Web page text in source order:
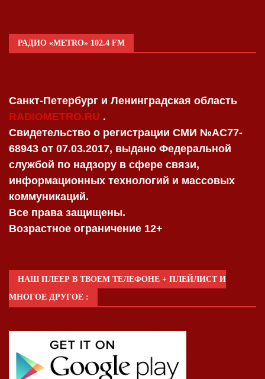
РАДИО «METRO» 102.4 FM
Санкт-Петербург и Ленинградская область
RADIOMETRO.RU .
Свидетельство о регистрации СМИ №AC77-
68943 от 07.03.2017, выдано Федеральной
службой по надзору в сфере связи,
информационных технологий и массовых
коммуникаций.
Все права защищены.
Возрастное ограничение 12+
НАШ ПЛЕЕР В ТВОЕМ ТЕЛЕФОНЕ + ПЛЕЙЛИСТ И
МНОГОЕ ДРУГОЕ :